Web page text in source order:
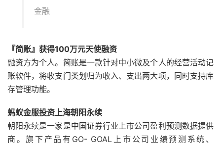
金融
『简账』获得100万元天使融资
融资方为个人。简账是一款针对中小微及个人的经营活动记
账软件，将收支门类划归为收入、支出两大项，同时支持库
存管理功能。
蚂蚁金服投资上海朝阳永续
朝阳永续是一家是中国证券行业上市公司盈利预测数据提供
商。旗下产品有GO- GOAL上市公司业绩预测系统、